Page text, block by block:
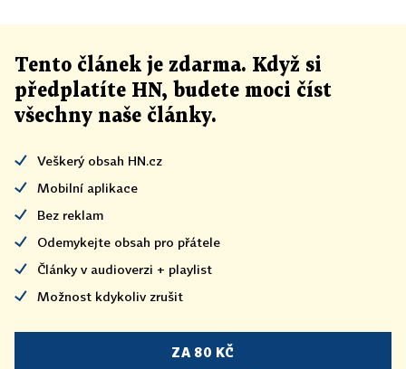
Tento článek je zdarma. Když si
předplatíte HN, budete moci číst
všechny naše články.
Veškerý obsah HN.cz
Mobilní aplikace
Bez reklam
Odemykejte obsah pro přátele
Články v audioverzi + playlist
Možnost kdykoliv zrušit
ZA 80 KČ